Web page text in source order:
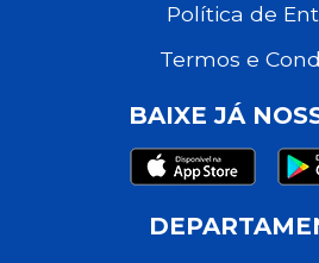
Política de
Termos e
BAIXE JÁ